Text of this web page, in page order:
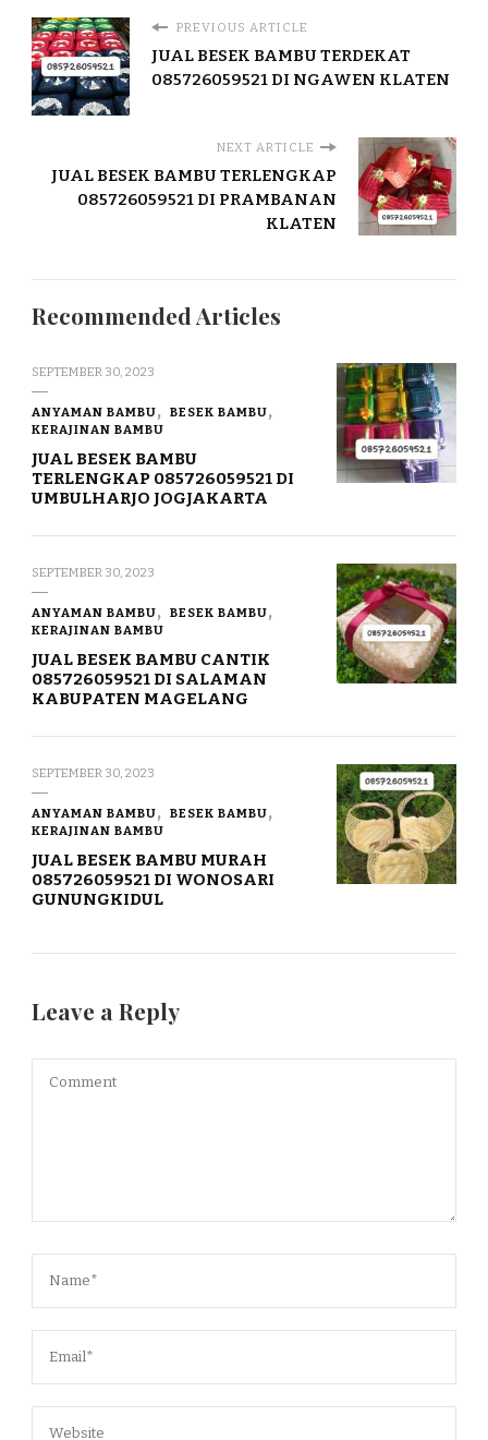
PREVIOUS ARTICLE
JUAL BESEK BAMBU TERDEKAT
085726059521 DI NGAWEN KLATEN
NEXT ARTICLE
JUAL BESEK BAMBU TERLENGKAP
085726059521 DI PRAMBANAN
KLATEN
Recommended Articles
SEPTEMBER 30, 2023
ANYAMAN BAMBU
BESEK BAMBU
KERAJINAN BAMBU
JUAL BESEK BAMBU
TERLENGKAP 085726059521 DI
UMBULHARJO JOGJAKARTA
SEPTEMBER 30, 2023
ANYAMAN BAMBU
BESEK BAMBU
KERAJINAN BAMBU
JUAL BESEK BAMBU CANTIK
085726059521 DI SALAMAN
KABUPATEN MAGELANG
SEPTEMBER 30, 2023
ANYAMAN BAMBU
BESEK BAMBU
KERAJINAN BAMBU
JUAL BESEK BAMBU MURAH
085726059521 DI WONOSARI
GUNUNGKIDUL
Leave a Reply